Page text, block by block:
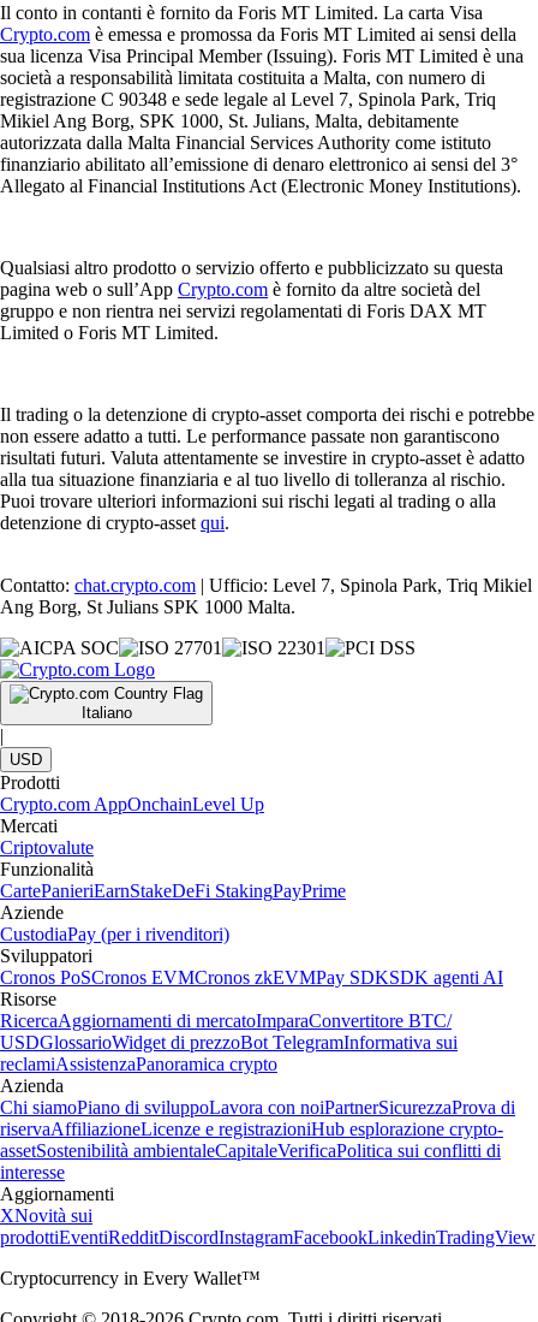
Il conto in contanti è fornito da Foris MT Limited. La carta Visa
Crypto.com è emessa e promossa da Foris MT Limited ai sensi della
sua licenza Visa Principal Member (Issuing). Foris MT Limited è una
società a responsabilità limitata costituita a Malta, con numero di
registrazione C 90348 e sede legale al Level 7, Spinola Park, Triq
Mikiel Ang Borg, SPK 1000, St. Julians, Malta, debitamente
autorizzata dalla Malta Financial Services Authority come istituto
finanziario abilitato all’emissione di denaro elettronico ai sensi del 3°
Allegato al Financial Institutions Act (Electronic Money Institutions).
Qualsiasi altro prodotto o servizio offerto e pubblicizzato su questa
pagina web o sull’App Crypto.com è fornito da altre società del
gruppo e non rientra nei servizi regolamentati di Foris DAX MT
Limited o Foris MT Limited.
Il trading o la detenzione di crypto-asset comporta dei rischi e potrebbe
non essere adatto a tutti. Le performance passate non garantiscono
risultati futuri. Valuta attentamente se investire in crypto-asset è adatto
alla tua situazione finanziaria e al tuo livello di tolleranza al rischio.
Puoi trovare ulteriori informazioni sui rischi legati al trading o alla
detenzione di crypto-asset qui.
Contatto: chat.crypto.com | Ufficio: Level 7, Spinola Park, Triq Mikiel
Ang Borg, St Julians SPK 1000 Malta.
Italiano
|
USD
Prodotti
Crypto.com AppOnchainLevel Up
Mercati
Criptovalute
Funzionalità
CartePanieriEarnStakeDeFi StakingPayPrime
Aziende
CustodiaPay (per i rivenditori)
Sviluppatori
Cronos PoSCronos EVMCronos zkEVMPay SDKSDK agenti AI
Risorse
RicercaAggiornamenti di mercatoImparaConvertitore BTC/
USDGlossarioWidget di prezzoBot TelegramInformativa sui
reclamiAssistenzaPanoramica crypto
Azienda
Chi siamoPiano di sviluppoLavora con noiPartnerSicurezzaProva di
riservaAffiliazioneLicenze e registrazioniHub esplorazione crypto-
assetSostenibilità ambientaleCapitaleVerificaPolitica sui conflitti di
interesse
Aggiornamenti
XNovità sui
prodottiEventiRedditDiscordInstagramFacebookLinkedinTradingView
Cryptocurrency in Every Wallet™